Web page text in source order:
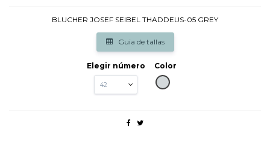
BLUCHER JOSEF SEIBEL THADDEUS-05 GREY
Guia de tallas
Elegir número
Color
GRIS